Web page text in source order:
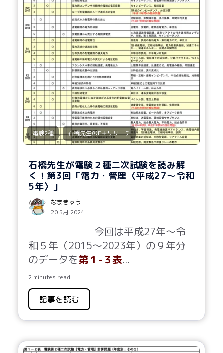
電験2種 , 石橋先生のE＋リサーチ
石橋先生が電験２種二次試験を読み解
く！第3回「電力・管理〈平成27～令和
5年〉」
なまきゅう
20 5月 2024
今回は平成27年～令
和５年（2015～2023年）の９年分
のデータを第１-３表...
2 minutes read
記事を読む